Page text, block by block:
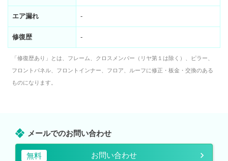
エア漏れ -
修復歴 -
「修復歴あり」とは、フレーム、クロスメンバー（リヤ第１は除く）、ピラー、
フロントパネル、フロントインナー、フロア、ルーフに修正・板金・交換のある
ものになります。
メールでのお問い合わせ
無料 お問い合わせ